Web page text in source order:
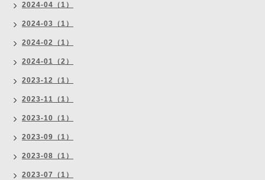
2024-04（1）
2024-03（1）
2024-02（1）
2024-01（2）
2023-12（1）
2023-11（1）
2023-10（1）
2023-09（1）
2023-08（1）
2023-07（1）